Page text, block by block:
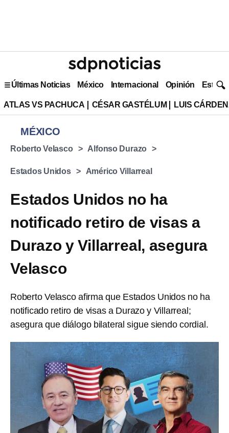
Últimas Noticias México Internacional Opinión Estilo
ATLAS VS PACHUCA CÉSAR GASTÉLUM LUIS
MÉXICO
Roberto Velasco Alfonso Durazo
Estados Unidos Américo Villarreal
Estados Unidos no ha
notificado retiro de visas a
Durazo y Villarreal, asegura
Velasco
Roberto Velasco afirma que Estados Unidos no ha
notificado retiro de visas a Durazo y Villarreal;
asegura que diálogo bilateral sigue siendo cordial.